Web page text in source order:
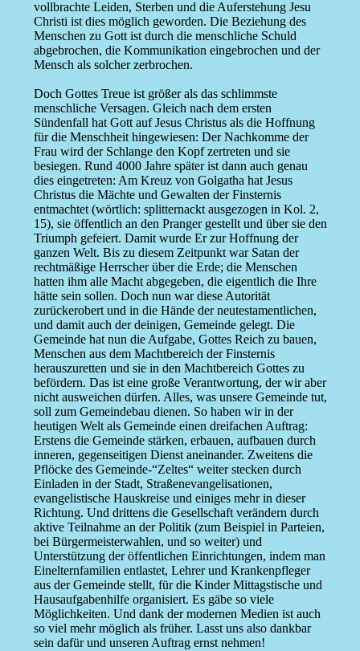
vollbrachte Leiden, Sterben und die Auferstehung Jesu
Christi ist dies möglich geworden. Die Beziehung des
Menschen zu Gott ist durch die menschliche Schuld
abgebrochen, die Kommunikation eingebrochen und der
Mensch als solcher zerbrochen.
Doch Gottes Treue ist größer als das schlimmste
menschliche Versagen. Gleich nach dem ersten
Sündenfall hat Gott auf Jesus Christus als die Hoffnung
für die Menschheit hingewiesen: Der Nachkomme der
Frau wird der Schlange den Kopf zertreten und sie
besiegen. Rund 4000 Jahre später ist dann auch genau
dies eingetreten: Am Kreuz von Golgatha hat Jesus
Christus die Mächte und Gewalten der Finsternis
entmachtet (wörtlich: splitternackt ausgezogen in Kol. 2,
15), sie öffentlich an den Pranger gestellt und über sie den
Triumph gefeiert. Damit wurde Er zur Hoffnung der
ganzen Welt. Bis zu diesem Zeitpunkt war Satan der
rechtmäßige Herrscher über die Erde; die Menschen
hatten ihm alle Macht abgegeben, die eigentlich die Ihre
hätte sein sollen. Doch nun war diese Autorität
zurückerobert und in die Hände der neutestamentlichen,
und damit auch der deinigen, Gemeinde gelegt. Die
Gemeinde hat nun die Aufgabe, Gottes Reich zu bauen,
Menschen aus dem Machtbereich der Finsternis
herauszuretten und sie in den Machtbereich Gottes zu
befördern. Das ist eine große Verantwortung, der wir aber
nicht ausweichen dürfen. Alles, was unsere Gemeinde tut,
soll zum Gemeindebau dienen. So haben wir in der
heutigen Welt als Gemeinde einen dreifachen Auftrag:
Erstens die Gemeinde stärken, erbauen, aufbauen durch
inneren, gegenseitigen Dienst aneinander. Zweitens die
Pflöcke des Gemeinde-“Zeltes“ weiter stecken durch
Einladen in der Stadt, Straßenevangelisationen,
evangelistische Hauskreise und einiges mehr in dieser
Richtung. Und drittens die Gesellschaft verändern durch
aktive Teilnahme an der Politik (zum Beispiel in Parteien,
bei Bürgermeisterwahlen, und so weiter) und
Unterstützung der öffentlichen Einrichtungen, indem man
Einelternfamilien entlastet, Lehrer und Krankenpfleger
aus der Gemeinde stellt, für die Kinder Mittagstische und
Hausaufgabenhilfe organisiert. Es gäbe so viele
Möglichkeiten. Und dank der modernen Medien ist auch
so viel mehr möglich als früher. Lasst uns also dankbar
sein dafür und unseren Auftrag ernst nehmen!